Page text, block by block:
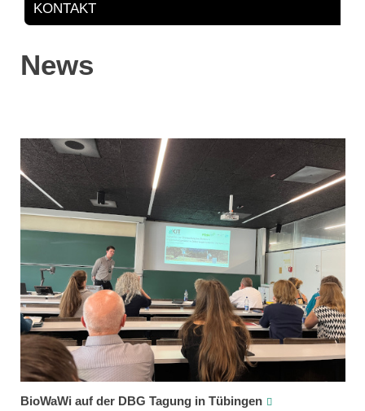
KONTAKT
News
BioWaWi auf der DBG Tagung in Tübingen